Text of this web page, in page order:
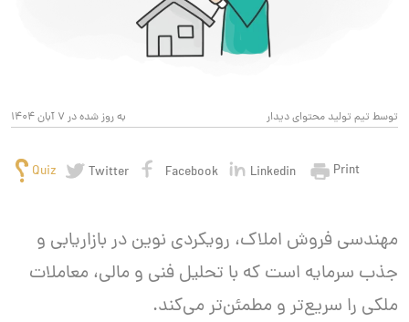
به روز شده در 7 آبان 1404 توسط تیم تولید محتوای دیدار
Quiz Twitter Facebook Linkedin Print
مهندسی فروش املاک، رویکردی نوین در بازاریابی و
جذب سرمایه است که با تحلیل فنی و مالی، معاملات
ملکی را سریع‌تر و مطمئن‌تر می‌کند.